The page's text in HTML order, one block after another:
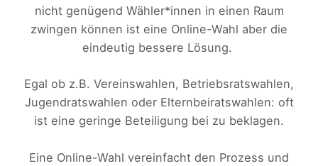
nicht genügend Wähler*innen in einen Raum
zwingen können ist eine Online-Wahl aber die
eindeutig bessere Lösung.
Egal ob z.B. Vereinswahlen, Betriebsratswahlen,
Jugendratswahlen oder Elternbeiratswahlen: oft
ist eine geringe Beteiligung bei zu beklagen.
Eine Online-Wahl vereinfacht den Prozess und